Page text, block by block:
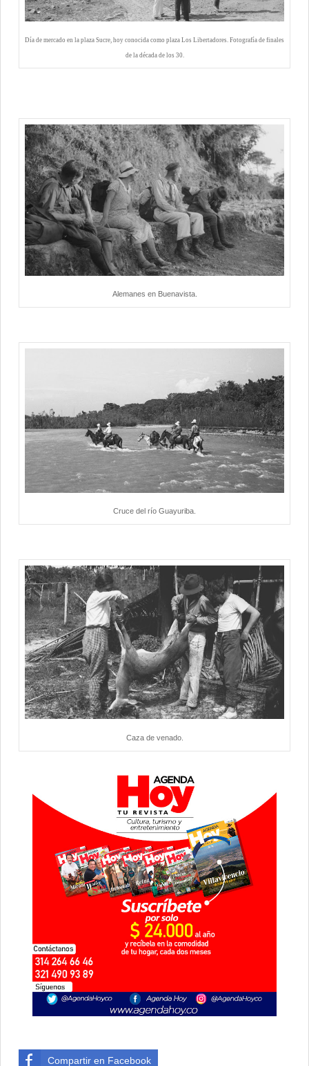
Día de mercado en la plaza Sucre, hoy conocida como plaza Los Libertadores. Fotografía de finales
de la década de los 30.
Alemanes en Buenavista.
Cruce del río Guayuriba.
Caza de venado.
Compartir en Facebook